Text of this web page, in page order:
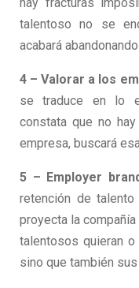
talentoso no se
acabará
4 – Valorar a los
se traduce en lo
constata que no
empresa, buscará
5 – Employer
retención de talento
proyecta la compañía
talentosos quieran o
sino que también